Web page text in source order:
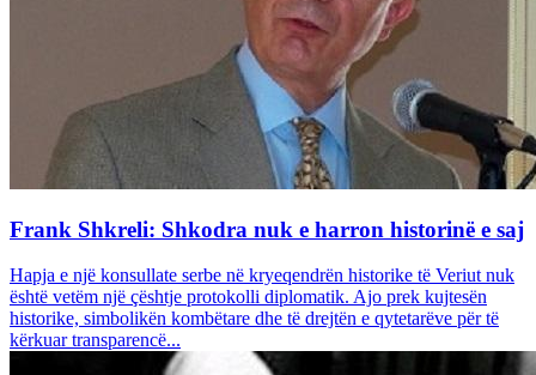
Frank Shkreli: Shkodra nuk e harron historinë e saj
Hapja e një konsullate serbe në kryeqendrën historike të Veriut nuk
është vetëm një çështje protokolli diplomatik. Ajo prek kujtesën
historike, simbolikën kombëtare dhe të drejtën e qytetarëve për të
kërkuar transparencë...